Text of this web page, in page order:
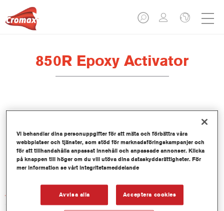
850R Epoxy Activator
Product Variant
1LT
Artikelnummer
850R 1.00 LI
Vi behandlar dina personuppgifter för att mäta och förbättra våra
webbplatser och tjänster, som stöd för marknadsföringskampanjer och
för att tillhandahålla anpassat innehåll och anpassade annonser. Klicka
på knappen till höger om du vill utöva dina dataskyddsrättigheter. För
mer information se vårt integritetsmeddelande
Avvisa alla Acceptera cookies